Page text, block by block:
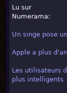
Lu sur
Numerama:
Un singe pose
Apple a plus
Les utilisateurs
plus intelligents